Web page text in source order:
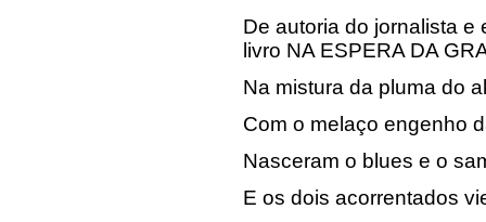
De autoria do jornalista e
livro NA ESPERA DA
Na mistura da pluma do
Com o melaço engenho
Nasceram o blues e o
E os dois acorrentados